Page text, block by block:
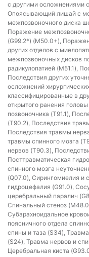
с другими осложнениями
Опоясывающий лишай с
межпозвоночного диска
Поражение
(G99.2*) (M50.0+),
других отделов с
межпозвоночных дисков
радикулопатией (M51.1),
Последствия других
осложнений
классифицированные в
открытого ранения
позвоночника (T91.1),
(T90.2), Последствия
Последствия травмы
травмы спинного мозга
нервов (T90.3),
Посттравматическая
спинного мозга
(Q07.0), Сирингомиелия и
гидроцефалия (G91.0),
церебральный паралич
Спинальный стеноз
Субарахноидальное
поясничного отдела
спины и таза (S34),
(S24), Травма нервов и
Церебральная киста